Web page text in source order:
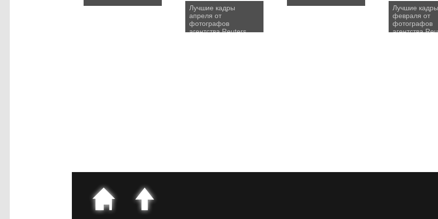
Лучшие кадры
апреля от
фотографов
агентства Reuters
Лучшие кадры
февраля от
фотографов
агентства